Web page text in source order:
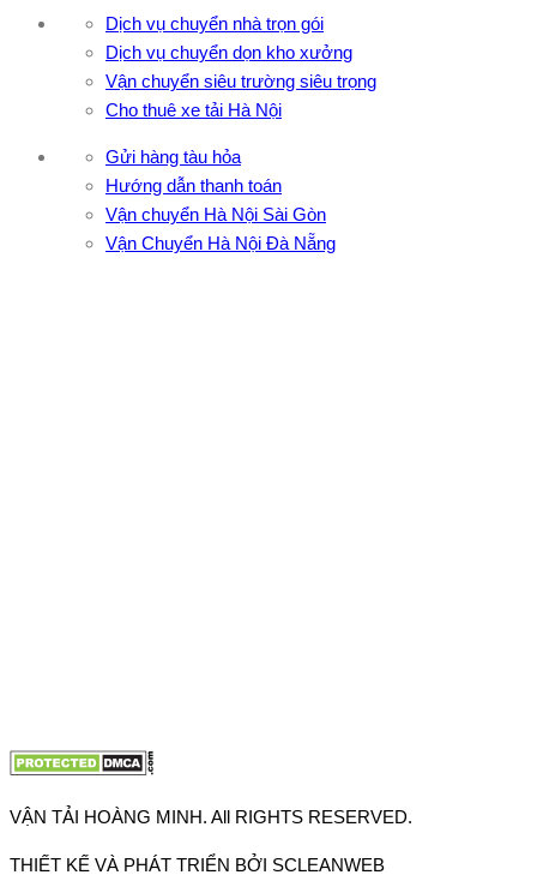
Dịch vụ chuyển nhà trọn gói
Dịch vụ chuyển dọn kho xưởng
Vận chuyển siêu trường siêu trọng
Cho thuê xe tải Hà Nội
Gửi hàng tàu hỏa
Hướng dẫn thanh toán
Vận chuyển Hà Nội Sài Gòn
Vận Chuyển Hà Nội Đà Nẵng
VẬN TẢI HOÀNG MINH. All RIGHTS RESERVED.
THIẾT KẾ VÀ PHÁT TRIỂN BỞI SCLEANWEB